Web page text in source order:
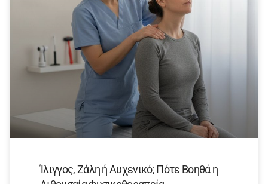
Ίλιγγος, Ζάλη ή Αυχενικό; Πότε Βοηθά η